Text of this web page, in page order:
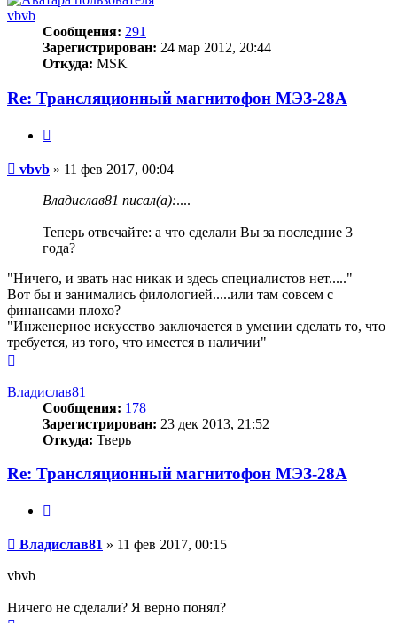
vbvb
Сообщения: 291
Зарегистрирован: 24 мар 2012, 20:44
Откуда: MSK
Re: Трансляционный магнитофон МЭЗ-28А
Сообщение
vbvb » 11 фев 2017, 00:04
Владислав81 писал(а):....
Теперь отвечайте: а что сделали Вы за последние 3
года?
"Ничего, и звать нас никак и здесь специалистов нет....."
Вот бы и занимались филологией.....или там совсем с
финансами плохо?
"Инженерное искусство заключается в умении сделать то, что
требуется, из того, что имеется в наличии"
началу
Владислав81
Сообщения: 178
Зарегистрирован: 23 дек 2013, 21:52
Откуда: Тверь
Re: Трансляционный магнитофон МЭЗ-28А
Сообщение
Владислав81 » 11 фев 2017, 00:15
vbvb
Ничего не сделали? Я верно понял?